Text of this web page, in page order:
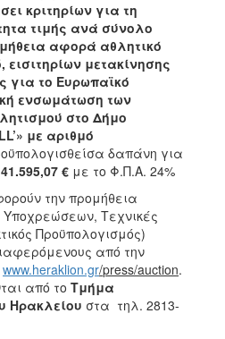
κριτηρίων για τη
τιμής ανά σύνολο
αφορά αθλητικό
μετακίνησης
για το Ευρωπαϊκό
ενσωμάτωση των
στο Δήμο
με αριθμό
δαπάνη για
€ με το Φ.Π.Α. 24%
την προμήθεια
Τεχνικές
Προϋπολογισμός)
από την
www.heraklion.gr/press/auction.
από το Τμήμα
Ηρακλείου στα τηλ. 2813-